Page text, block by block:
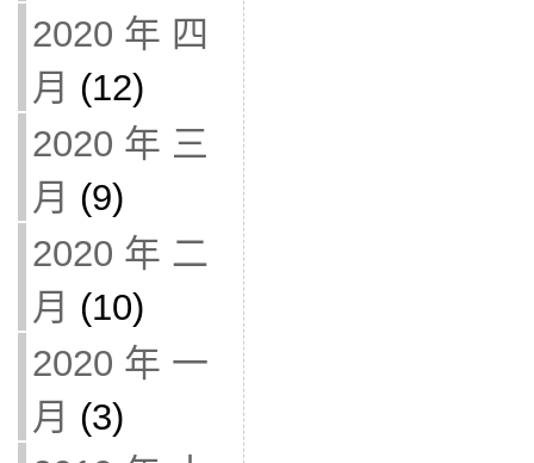
2020 年 四
月 (12)
2020 年 三
月 (9)
2020 年 二
月 (10)
2020 年 一
月 (3)